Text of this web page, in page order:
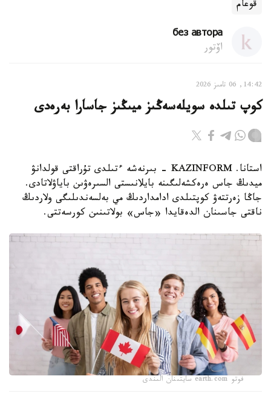
قوعام
без автора
اۆتور
14:42, 06 تامىز 2026
كوپ تىلدە سويلەسەڭىز ميىڭىز جاسارا بەرەدى
استانا. KAZINFORM - بىرنەشە ءتىلدى تۇراقتى قولدانۋ
ميدىڭ جاس ەرەكشەلىگىنە بايلانىستى السىرەۋىن باياۋلاتادى.
جاڭا زەرتتەۋ كوپتىلدى ادامداردىڭ مي بەلسەندىلىگى ولاردىڭ
ناقتى جاسىنان الدەقايدا «جاس» بولاتىنىن كورسەتتى.
فوتو earth.com سايتىنان الىندى